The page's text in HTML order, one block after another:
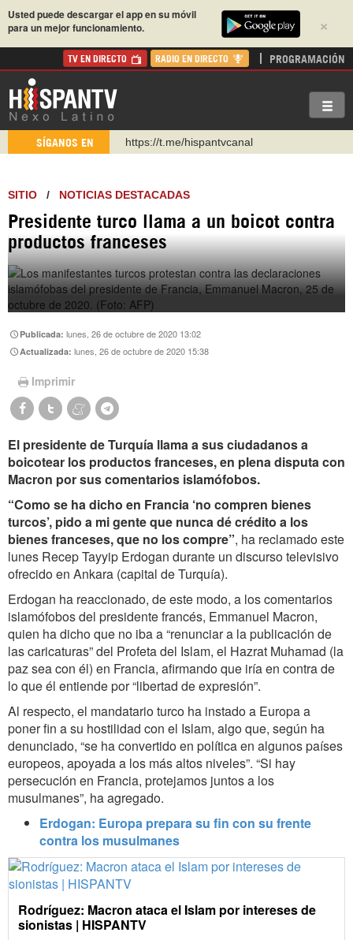
×
Usted puede descargar el app en su móvil
para un mejor funcionamiento.
TV EN DIRECTO RADIO EN DIRECTO PROGRAMACIÓN
SÍGANOS EN https://t.me/hispantvcanal
https://urmedium.com/c/hispantv
Instagram como: hispan_tv
https://www.facebook.com/Nexolatino.Canal
https://www.youtube.com/@nexo_latino
http://twitter.com/nexo_latino
SITIO / NOTICIAS DESTACADAS
Presidente turco llama a un boicot contra
productos franceses
Publicada:lunes, 26 de octubre de 2020 13:02
Actualizada:lunes, 26 de octubre de 2020 15:38
Imprimir
El presidente de Turquía llama a sus ciudadanos a
boicotear los productos franceses, en plena disputa con
Macron por sus comentarios islamófobos.
“Como se ha dicho en Francia ‘no compren bienes
turcos’, pido a mi gente que nunca dé crédito a los
bienes franceses, que no los compre”, ha reclamado este
lunes Recep Tayyip Erdogan durante un discurso televisivo
ofrecido en Ankara (capital de Turquía).
Erdogan ha reaccionado, de este modo, a los comentarios
islamófobos del presidente francés, Emmanuel Macron,
quien ha dicho que no iba a “renunciar a la publicación de
las caricaturas” del Profeta del Islam, el Hazrat Muhamad (la
paz sea con él) en Francia, afirmando que iría en contra de
lo que él entiende por “libertad de expresión”.
Al respecto, el mandatario turco ha instado a Europa a
poner fin a su hostilidad con el Islam, algo que, según ha
denunciado, “se ha convertido en política en algunos países
europeos, apoyada a los más altos niveles”. “Si hay
persecución en Francia, protejamos juntos a los
musulmanes”, ha agregado.
Erdogan: Europa prepara su fin con su frente
contra los musulmanes
Rodríguez: Macron ataca el Islam por intereses de
sionistas | HISPANTV